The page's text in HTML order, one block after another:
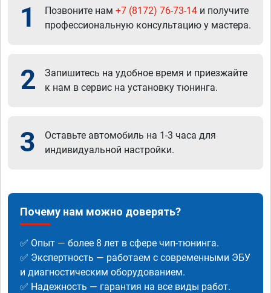
1 Позвоните нам +7 (8172) 76-73-14 и получите
профессиональную консультацию у мастера.
2
Запишитесь на удобное время и приезжайте
к нам в сервис на установку тюнинга.
3
Оставьте автомобиль на 1-3 часа для
индивидуальной настройки.
Почему нам можно доверять?
✅ Опыт — более 8 лет в сфере чип-тюнинга.
✅ Экспертность — работаем с современными ЭБУ
и диагностическим оборудованием.
✅ Надежность — гарантия на все виды работ.